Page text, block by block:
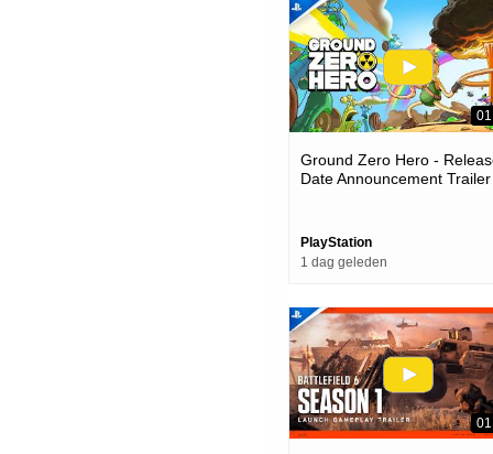
Ground Zero Hero -
Date Announcement
PlayStation
1 dag geleden